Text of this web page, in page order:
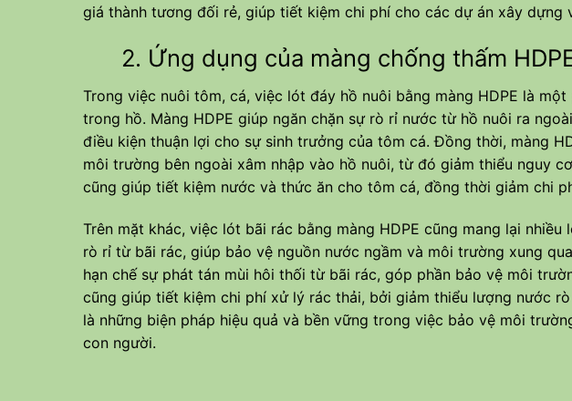
giá thành tương đối rẻ, giúp tiết kiệm chi phí cho các dự án xây dựng
2. Ứng dụng của màng chống thấm
Trong việc nuôi tôm, cá, việc lót đáy hồ nuôi bằng màng HDPE là
trong hồ. Màng HDPE giúp ngăn chặn sự rò rỉ nước từ hồ nuôi ra
điều kiện thuận lợi cho sự sinh trưởng của tôm cá. Đồng thời, màng
môi trường bên ngoài xâm nhập vào hồ nuôi, từ đó giảm thiểu nguy
cũng giúp tiết kiệm nước và thức ăn cho tôm cá, đồng thời giảm chi
Trên mặt khác, việc lót bãi rác bằng màng HDPE cũng mang lại
rò rỉ từ bãi rác, giúp bảo vệ nguồn nước ngầm và môi trường xung
hạn chế sự phát tán mùi hôi thối từ bãi rác, góp phần bảo vệ môi
cũng giúp tiết kiệm chi phí xử lý rác thải, bởi giảm thiểu lượng nước
là những biện pháp hiệu quả và bền vững trong việc bảo vệ môi
con người.